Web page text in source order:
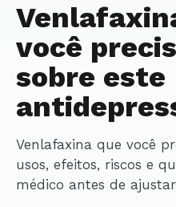
você
sobre este
Venlafaxina que você precisa saber: entenda
usos, efeitos, riscos e
médico antes de